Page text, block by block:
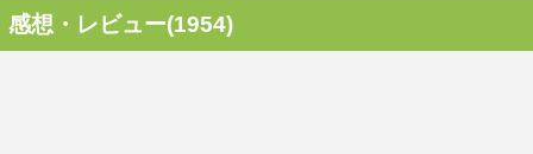
感想・レビュー(1954)